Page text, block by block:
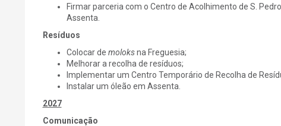
Firmar parceria com o Centro de Acolhimento de S.
Assenta.
Resíduos
Colocar de moloksna Freguesia;
Melhorar a recolha de resíduos;
Implementar um Centro Temporário de Recolha de
Instalar um óleão em Assenta.
2027
Comunicação